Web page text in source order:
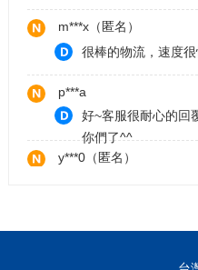
m***x（匿名）
很棒的物流，速度
p***a
好~客服很耐心的回
你們了^^
y***0（匿名）